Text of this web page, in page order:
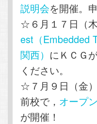
説明会を開催。
☆６月１７日（
est（Embedded
関西） にＫＣＧ
ください。
☆７月９日（金
前校で， オープ
が開催！